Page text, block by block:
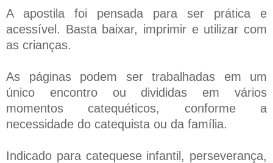
A apostila foi pensada para ser prática e
acessível. Basta baixar, imprimir e utilizar com
as crianças.
As páginas podem ser trabalhadas em um
único encontro ou divididas em vários
momentos catequéticos, conforme a
necessidade do catequista ou da família.
Indicado para catequese infantil, perseverança,